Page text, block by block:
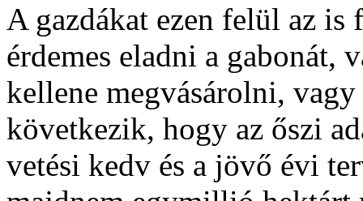
A gazdákat ezen felül az
érdemes eladni a gabonát,
kellene megvásárolni,
következik, hogy az őszi
vetési kedv és a jövő évi